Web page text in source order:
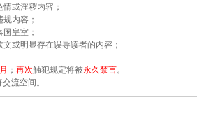
或淫秽内容；
内容；
皇室；
或明显存在误导读者的内容；
； 再次触犯规定将被永久禁言。
流空间。